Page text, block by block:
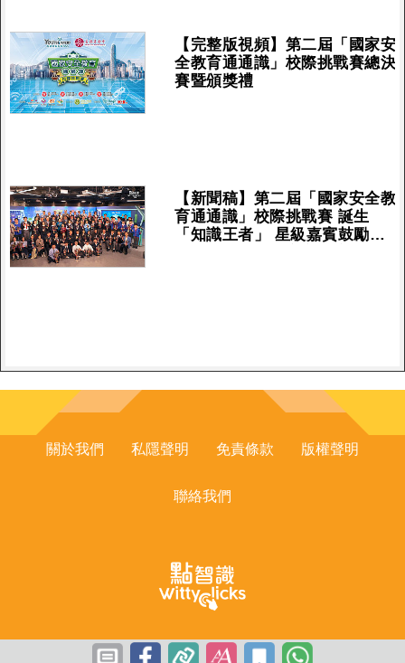
【完整版視頻】第二屆「國家安
全教育通通識」校際挑戰賽總決
賽暨頒獎禮
【新聞稿】第二屆「國家安全教
育通通識」校際挑戰賽 誕生
「知識王者」 星級嘉賓鼓勵青
關於我們 私隱聲明 免責條款 版權聲明
聯絡我們
Youthinkers Limited © All Rights Reserved